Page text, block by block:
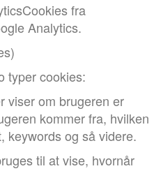
fra
Analytics.
typer cookies:
viser om brugeren er
kommer fra, hvilken
keywords og så videre.
til at vise, hvornår